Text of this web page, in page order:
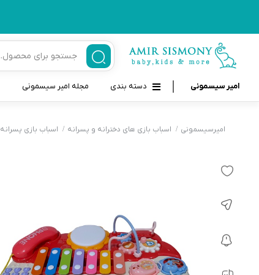
امیر سیسمونی دسته بندی
قاب و بندپستانک
مسواک و خمیر دندان کودک
تب سنج نوزاد و کودک
لوازم حمام نوزاد
لوازم اتاق نوزاد و کودک
مجله امیر سیسمونی
امیرسیسمونی اسباب بازی های دخترانه و پسرانه اسباب بازی پسرانه